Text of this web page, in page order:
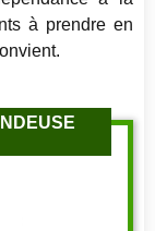
à prendre en